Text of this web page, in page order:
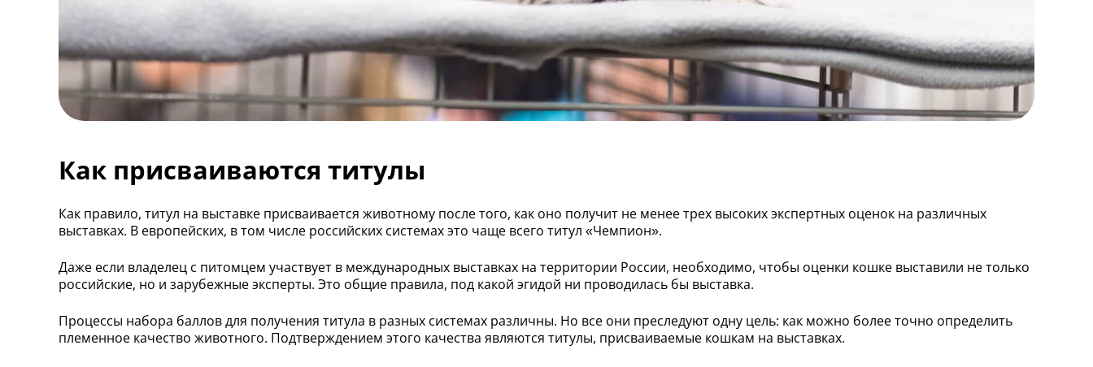
Как присваиваются титулы
Как правило, титул на выставке присваивается животному после того, как оно получит не менее трех высоких экспертных оценок на различных
выставках. В европейских, в том числе российских системах это чаще всего титул «Чемпион».
Даже если владелец с питомцем участвует в международных выставках на территории России, необходимо, чтобы оценки кошке выставили не только
российские, но и зарубежные эксперты. Это общие правила, под какой эгидой ни проводилась бы выставка.
Процессы набора баллов для получения титула в разных системах различны. Но все они преследуют одну цель: как можно более точно определить
племенное качество животного. Подтверждением этого качества являются титулы, присваиваемые кошкам на выставках.